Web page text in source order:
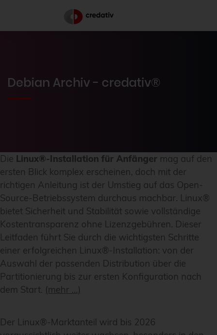
Debian Archiv - credativ®
Die Linux®-Installation für Anfänger mag auf den
ersten Blick komplex erscheinen, doch mit der
richtigen Anleitung ist der Umstieg auf das Open-
Source-Betriebssystem durchaus machbar. Linux®
bietet Sicherheit und Stabilität sowie vollständige
Kostentransparenz ohne Lizenzgebühren. Dieser
Leitfaden führt Sie durch die wichtigsten Schritte
einer erfolgreichen Linux®-Installation: von der
Auswahl der passenden Distribution über die
Partitionierung bis zur ersten Konfiguration nach
dem Start. (mehr …)
Der Linux®-Marktanteil wird bis 2026